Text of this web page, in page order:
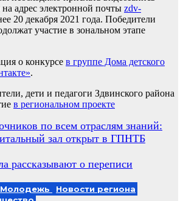
адрес электронной почты zdv-
20 декабря 2021 года. Победители
участие в зональном этапе
о конкурсе в группе Дома детского
.
дети и педагоги Здвинского района
в региональном проекте
по всем отраслям знаний:
зал открыт в ГПНТБ
рассказывают о переписи
Молодежь
Новости региона